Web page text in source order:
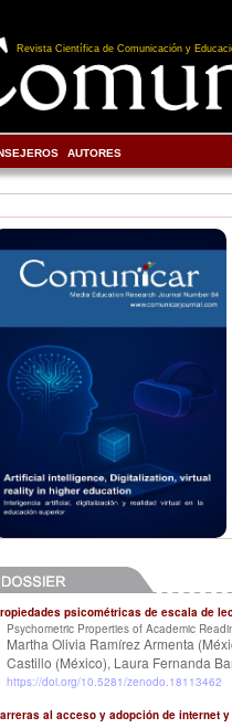
Revista Científica de Comunicación y
AUTORES
psicométricas de escala de
Psychometric Properties of Academic
Martha Olivia Ramírez Armenta
Castillo (México), Laura Fernanda
https://doi.org/10.5281/zenodo.18113462
al acceso y adopción de internet